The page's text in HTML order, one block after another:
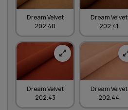
Dream Velvet
202.40
Dream Velvet
202.41
Dream Velvet
202.43
Dream Velvet
202.44